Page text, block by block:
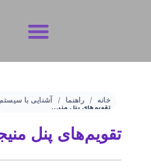
خانه راهنما
آشنایی با
تقویم‌های پنل منیجر
تقویم‌های پنل